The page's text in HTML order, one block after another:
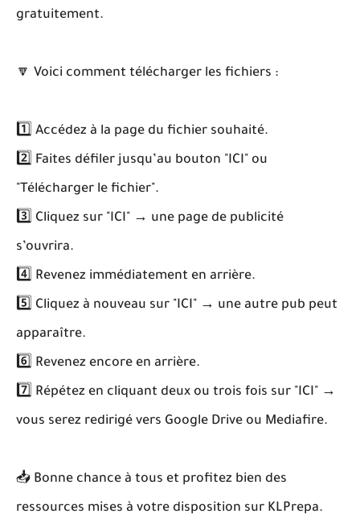
gratuitement.
🔽 Voici comment télécharger les fichiers :
1️⃣ Accédez à la page du fichier souhaité.
2️⃣ Faites défiler jusqu’au bouton "ICI" ou
"Télécharger le fichier".
3️⃣ Cliquez sur "ICI" → une page de publicité
s’ouvrira.
4️⃣ Revenez immédiatement en arrière.
5️⃣ Cliquez à nouveau sur "ICI" → une autre pub peut
apparaître.
6️⃣ Revenez encore en arrière.
7️⃣ Répétez en cliquant deux ou trois fois sur "ICI" →
vous serez redirigé vers Google Drive ou Mediafire.
📥 Bonne chance à tous et profitez bien des
ressources mises à votre disposition sur KLPrepa.